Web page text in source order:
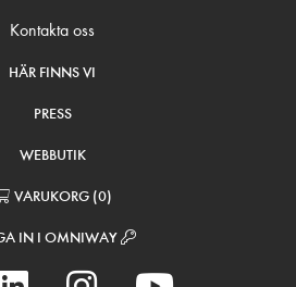
Kontakta oss
HÄR FINNS VI
PRESS
WEBBUTIK
VARUKORG (0)
IN I OMNIWAY